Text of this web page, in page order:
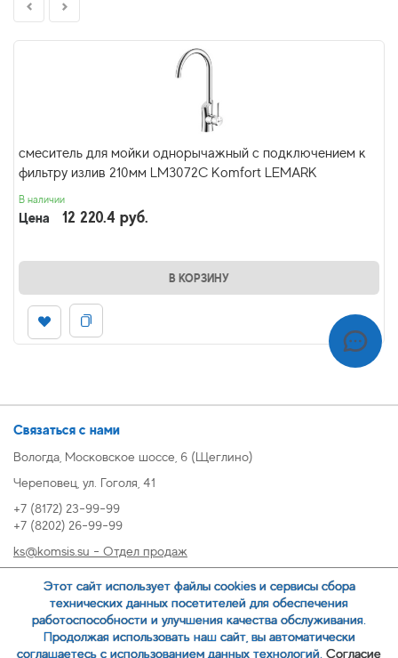
смеситель для мойки однорычажный с подключением к
фильтру излив 210мм LM3072C Komfort LEMARK
В наличии
Цена 12 220.4 руб.
В КОРЗИНУ
Связаться с нами
Вологда, Московское шоссе, 6 (Щеглино)
Череповец, ул. Гоголя, 41
+7 (8172) 23-99-99
+7 (8202) 26-99-99
ks@komsis.su - Отдел продаж
oz@komsis.su - Отдел закупок
ЗАКАЗАТЬ ЗВОНОК
Этот сайт использует файлы cookies и сервисы сбора
технических данных посетителей для обеспечения
работоспособности и улучшения качества обслуживания.
Продолжая использовать наш сайт, вы автоматически
соглашаетесь с использованием данных технологий. Согласие